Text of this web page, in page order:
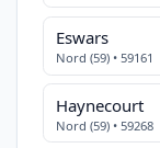
Eswars
Nord (59) • 59161
Haynecourt
Nord (59) • 59268